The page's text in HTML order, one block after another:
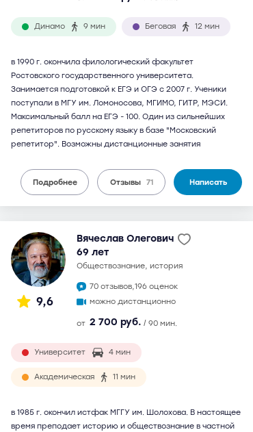
Динамо 9 мин Беговая 12 мин
в 1990 г. окончила филологический факультет
Ростовского государственного университета.
Занимается подготовкой к ЕГЭ и ОГЭ с 2007 г. Ученики
поступали в МГУ им. Ломоносова, МГИМО, ГИТР, МЭСИ.
Максимальный балл на ЕГЭ - 100. Один из сильнейших
репетиторов по русскому языку в базе "Московский
репетитор". Возможны дистанционные занятия
Подробнее Отзывы 71 Написать
9,6
Вячеслав Олегович
69 лет
обществознание, история
70 отзывов,196 оценок
можно дистанционно
от 2 700 руб. / 90 мин.
Университет 4 мин
Академическая 11 мин
в 1985 г. окончил истфак МГГУ им. Шолохова. В настоящее
время преподает историю и обществознание в частной